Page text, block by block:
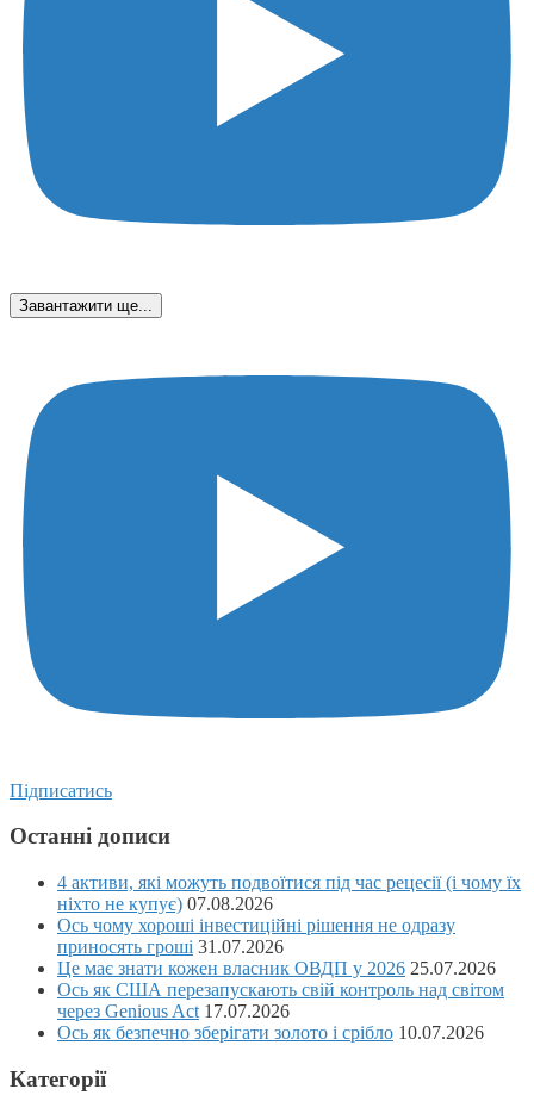
Завантажити ще...
Підписатись
Останні дописи
4 активи, які можуть подвоїтися під час рецесії (і чому їх
ніхто не купує) 07.08.2026
Ось чому хороші інвестиційні рішення не одразу
приносять гроші 31.07.2026
Це має знати кожен власник ОВДП у 2026 25.07.2026
Ось як США перезапускають свій контроль над світом
через Genious Act 17.07.2026
Ось як безпечно зберігати золото і срібло 10.07.2026
Категорії